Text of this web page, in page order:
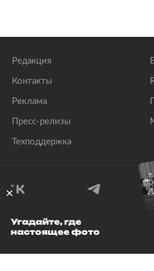
Редакция
Контакты
Реклама
Пресс-релизы
Техподдержка
© 1999–2026 Все права
Угадайте, где
настоящее фото